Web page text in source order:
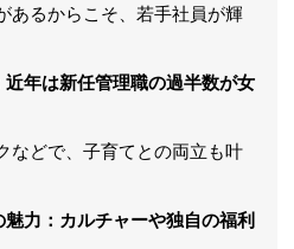
あるからこそ、若手社員が輝
年は新任管理職の過半数が女
などで、子育てとの両立も叶
力：カルチャーや独自の福利